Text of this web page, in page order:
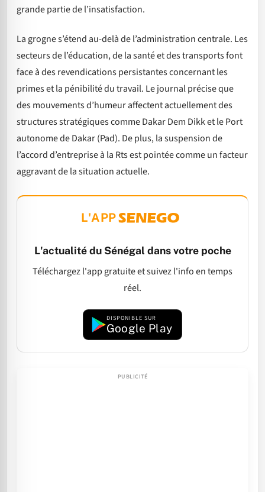
grande partie de l’insatisfaction.
La grogne s’étend au-delà de l’administration centrale. Les
secteurs de l’éducation, de la santé et des transports font
face à des revendications persistantes concernant les
primes et la pénibilité du travail. Le journal précise que
des mouvements d’humeur affectent actuellement des
structures stratégiques comme Dakar Dem Dikk et le Port
autonome de Dakar (Pad). De plus, la suspension de
l’accord d’entreprise à la Rts est pointée comme un facteur
aggravant de la situation actuelle.
L'APP
L'actualité du Sénégal dans votre poche
Téléchargez l'app gratuite et suivez l'info en temps
réel.
DISPONIBLE SUR
Google Play